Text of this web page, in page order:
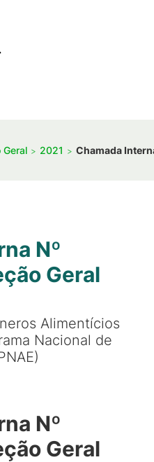
Geral 2021 Chamada
Nº
Geral
Alimentícios
Nacional de
Nº
Geral